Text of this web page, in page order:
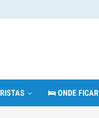
🛌 ONDE FICAR